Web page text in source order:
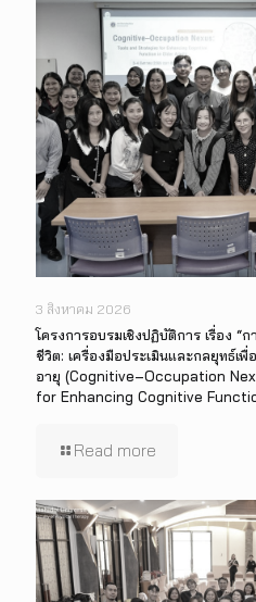
3 สิงหาคม 2026
โครงการอบรมเชิงปฏิบัติการ เรื่อง “
ชีวิต: เครื่องมือประเมินและกลยุทธ์เ
อายุ (Cognitive–Occupation
for Enhancing Cognitive
Read more